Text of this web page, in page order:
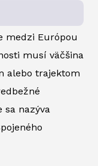
medzi Európou
musí väčšina
alebo trajektom
sa nazýva